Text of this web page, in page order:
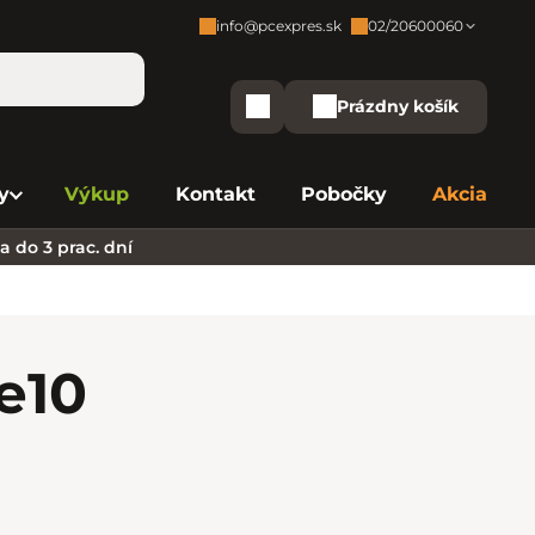
Zákaznícka podpora:
info@pcexpres.sk 02/20600060
Bratislava - Avion 02/20 60 00 61
Bratislava - Aupark
Bratislava - Eurovea
Nákupný košík
Prázdny košík
Výkup Kontakt Pobočky Akcia
do 3 prac. dní
10